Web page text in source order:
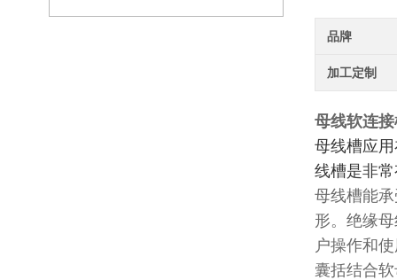
品牌
加工定制
母线软连
母线槽应
线槽是非
母线槽能
形。绝缘
户操作和
囊括结合